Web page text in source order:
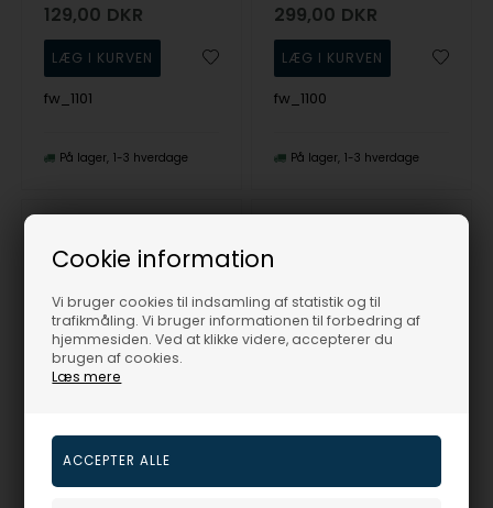
Cookie information
Vi bruger cookies til indsamling af statistik og til
trafikmåling. Vi bruger informationen til forbedring af
hjemmesiden. Ved at klikke videre, accepterer du
brugen af cookies.
Læs mere
129,00 DKR
fw_1101
På lager 1-3 hverdage
299,00 DKR
fw_1100
På lager 1-3 hverdage
Fablewood Sæt - Mor Elefant & Far Elefant - Træfigur sammensat med magneter
Fablewood
995,00 DKR
Fablewood Sæt - Mor Elefant, & Lille Elefant - Træfigur sammensat med magneter
675,00 DKR